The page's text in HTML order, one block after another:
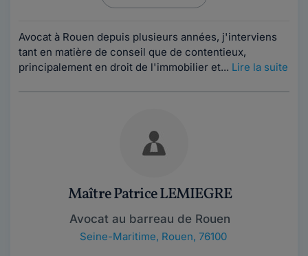
Avocat à Rouen depuis plusieurs années, j'interviens
tant en matière de conseil que de contentieux,
principalement en droit de l'immobilier et... Lire la suite
Maître Patrice LEMIEGRE
Avocat au barreau de Rouen
Seine-Maritime, Rouen, 76100